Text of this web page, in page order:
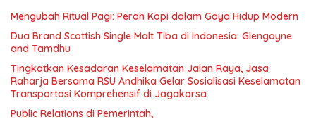
Mengubah Ritual Pagi: Peran Kopi dalam Gaya Hidup Modern
Dua Brand Scottish Single Malt Tiba di Indonesia: Glengoyne
and Tamdhu
Tingkatkan Kesadaran Keselamatan Jalan Raya, Jasa
Raharja Bersama RSU Andhika Gelar Sosialisasi Keselamatan
Transportasi Komprehensif di Jagakarsa
Public Relations di Pemerintah,